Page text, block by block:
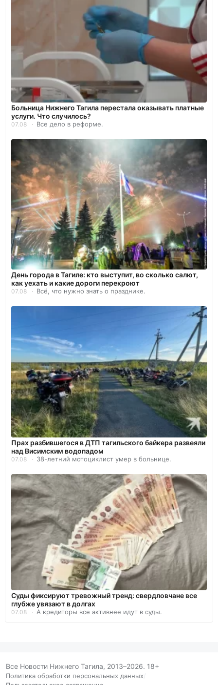
Больница Нижнего Тагила перестала оказывать платные
услуги. Что случилось?
07.08 Все дело в реформе.
День города в Тагиле: кто выступит, во сколько салют,
как уехать и какие дороги перекроют
07.08 Всё, что нужно знать о празднике.
Прах разбившегося в ДТП тагильского байкера развеяли
над Висимским водопадом
07.08 38-летний мотоциклист умер в больнице.
Суды фиксируют тревожный тренд: свердловчане все
глубже увязают в долгах
07.08 А кредиторы все активнее идут в суды.
Все Новости Нижнего Тагила, 2013–2026. 18+
Политика обработки персональных данных/